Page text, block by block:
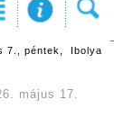
7., péntek, Ibolya
május 17.